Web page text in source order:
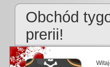
Obchód
prerii!